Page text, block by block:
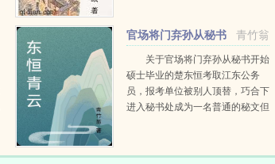
青竹翁
官场将门弃孙从秘书
开始关于官场将门弃孙从秘书开始
硕士毕业的楚东恒考取江东公务
员，报考单位被别人顶替，巧合下
进入秘书处成为一名普通的秘文但
识得自己难以决择的身世…哥不在